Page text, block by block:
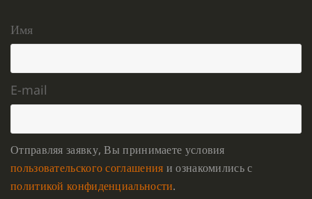
Имя
E-mail
Отправляя заявку, Вы принимаете условия
пользовательского соглашения и ознакомились с
политикой конфиденциальности.